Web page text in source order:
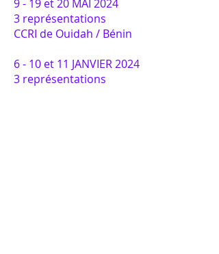
9 - 19 et 20 MAI 2024
3 représentations
CCRI de Ouidah / Bénin
6 - 10 et 11 JANVIER 2024
3 représentations